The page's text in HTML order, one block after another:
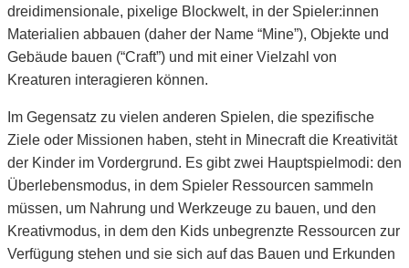
dreidimensionale, pixelige Blockwelt, in der Spieler:innen
Materialien abbauen (daher der Name “Mine”), Objekte und
Gebäude bauen (“Craft”) und mit einer Vielzahl von
Kreaturen interagieren können.
Im Gegensatz zu vielen anderen Spielen, die spezifische
Ziele oder Missionen haben, steht in Minecraft die Kreativität
der Kinder im Vordergrund. Es gibt zwei Hauptspielmodi: den
Überlebensmodus, in dem Spieler Ressourcen sammeln
müssen, um Nahrung und Werkzeuge zu bauen, und den
Kreativmodus, in dem den Kids unbegrenzte Ressourcen zur
Verfügung stehen und sie sich auf das Bauen und Erkunden